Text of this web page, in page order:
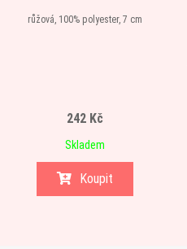
růžová, 100% polyester, 7 cm
242 Kč
Skladem
Koupit